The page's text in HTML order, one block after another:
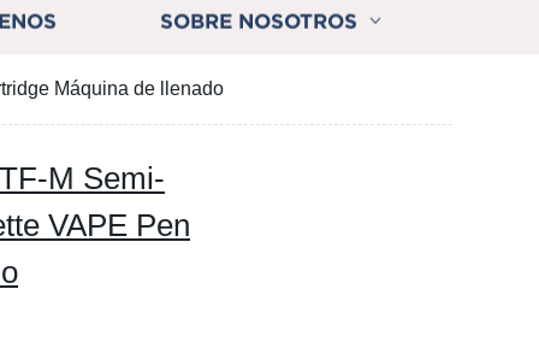
SOBRE NOSOTROS
Máquina de llenado
M Semi-
VAPE Pen